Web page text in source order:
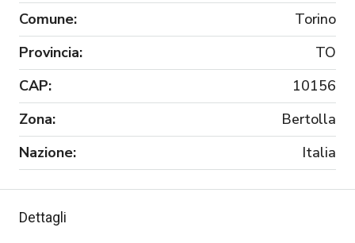
Comune:
Torino
Provincia:
TO
CAP:
10156
Zona:
Bertolla
Nazione:
Italia
Dettagli